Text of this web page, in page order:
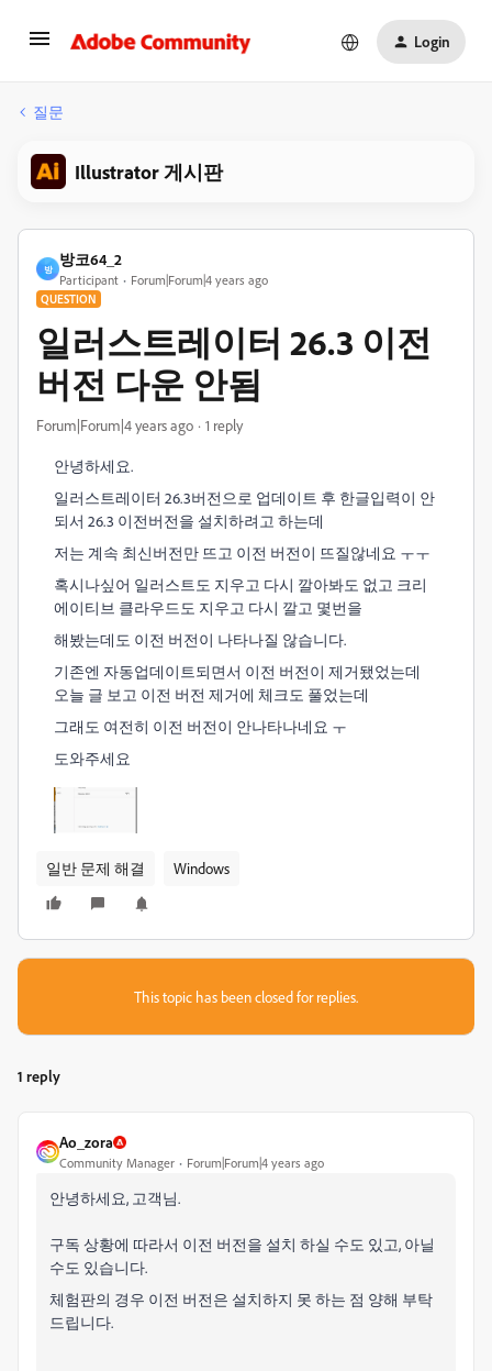
Login
질문
Illustrator 게시판
방
방코64_2
Participant Forum|Forum|4 years ago
QUESTION
일러스트레이터 26.3 이전
버전 다운 안됨
Forum|Forum|4 years ago 1 reply
안녕하세요.
일러스트레이터 26.3버전으로 업데이트 후 한글입력이 안
되서 26.3 이전버전을 설치하려고 하는데
저는 계속 최신버전만 뜨고 이전 버전이 뜨질않네요 ㅜㅜ
혹시나싶어 일러스트도 지우고 다시 깔아봐도 없고 크리
에이티브 클라우드도 지우고 다시 깔고 몇번을
해봤는데도 이전 버전이 나타나질 않습니다.
기존엔 자동업데이트되면서 이전 버전이 제거됐었는데
오늘 글 보고 이전 버전 제거에 체크도 풀었는데
그래도 여전히 이전 버전이 안나타나네요 ㅜ
도와주세요
일반 문제 해결 Windows
This topic has been closed for replies.
1 reply
Ao_zora
Community Manager Forum|Forum|4 years ago
안녕하세요, 고객님.
구독 상황에 따라서 이전 버전을 설치 하실 수도 있고, 아닐
수도 있습니다.
체험판의 경우 이전 버전은 설치하지 못 하는 점 양해 부탁
드립니다.